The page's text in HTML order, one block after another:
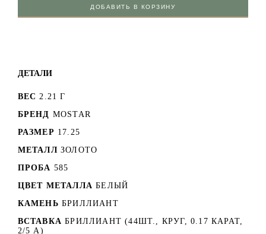
ДОБАВИТЬ В КОРЗИНУ
ДЕТАЛИ
ВЕС 2.21 Г
БРЕНД MOSTAR
РАЗМЕР 17.25
МЕТАЛЛ ЗОЛОТО
ПРОБА 585
ЦВЕТ МЕТАЛЛА БЕЛЫЙ
КАМЕНЬ БРИЛЛИАНТ
ВСТАВКА БРИЛЛИАНТ (44ШТ., КРУГ, 0.17 КАРАТ,
2/5 А)